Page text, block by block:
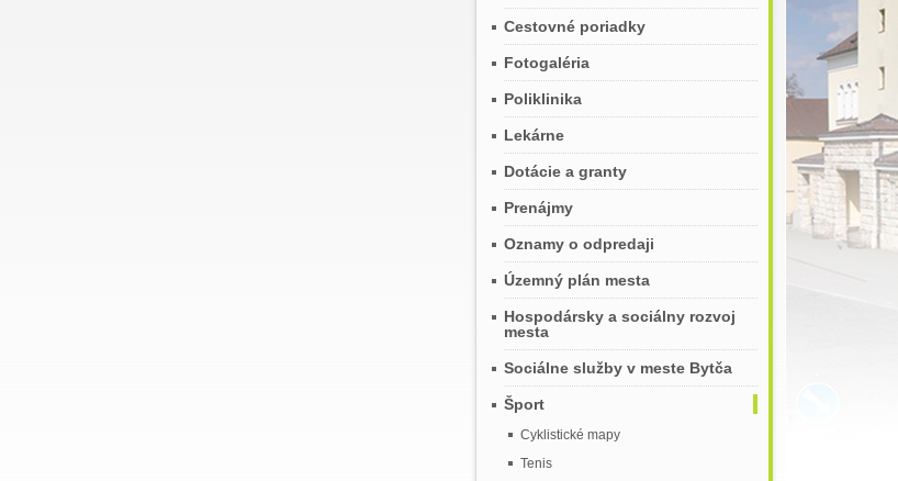
Cestovné poriadky
Fotogaléria
Poliklinika
Lekárne
Dotácie a granty
Prenájmy
Oznamy o odpredaji
Územný plán mesta
Hospodársky a sociálny rozvoj
mesta
Sociálne služby v meste Bytča
Šport
Cyklistické mapy
Tenis